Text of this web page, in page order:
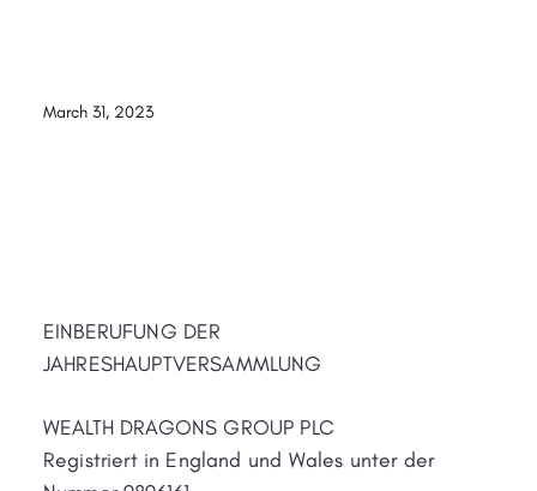
March 31, 2023
EINBERUFUNG DER
JAHRESHAUPTVERSAMMLUNG
WEALTH DRAGONS GROUP PLC
Registriert in England und Wales unter der